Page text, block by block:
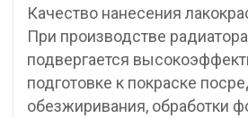
Качество нанесения
При производстве
подвергается
подготовке к покраске
обезжиривания, обработки